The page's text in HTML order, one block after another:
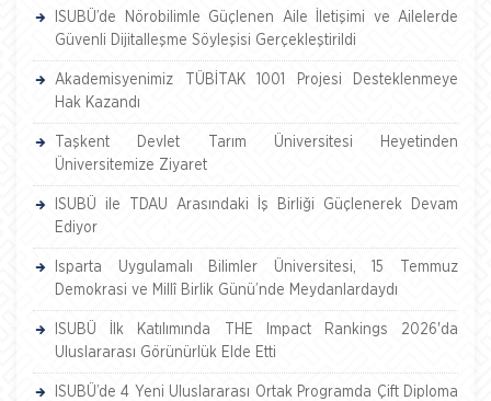
ISUBÜ’de Nörobilimle Güçlenen Aile İletişimi ve Ailelerde
Güvenli Dijitalleşme Söyleşisi Gerçekleştirildi
Akademisyenimiz TÜBİTAK 1001 Projesi Desteklenmeye
Hak Kazandı
Taşkent Devlet Tarım Üniversitesi Heyetinden
Üniversitemize Ziyaret
ISUBÜ ile TDAU Arasındaki İş Birliği Güçlenerek Devam
Ediyor
Isparta Uygulamalı Bilimler Üniversitesi, 15 Temmuz
Demokrasi ve Millî Birlik Günü’nde Meydanlardaydı
ISUBÜ İlk Katılımında THE Impact Rankings 2026'da
Uluslararası Görünürlük Elde Etti
ISUBÜ’de 4 Yeni Uluslararası Ortak Programda Çift Diploma